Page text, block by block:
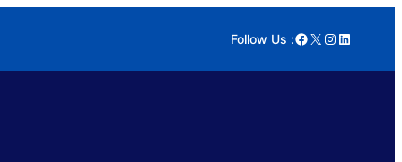
Follow Us :Facebook X Instagram LinkedIn